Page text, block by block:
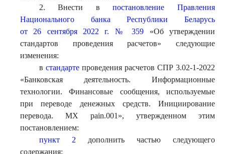
2. Внести впостановление Правления
Национального банка Республики Беларусь
от 26 сентября 2022 г. № 359 «Об утверждении
стандартов проведения расчетов» следующие
изменения:
в стандартепроведения расчетов СПР 3.02-1-2022
«Банковская деятельность. Информационные
технологии. Финансовые сообщения, используемые
при переводе денежных средств. Инициирование
перевода. МХ pain.001», утвержденном этим
постановлением:
пункт 2 дополнить частью следующего
содержания: